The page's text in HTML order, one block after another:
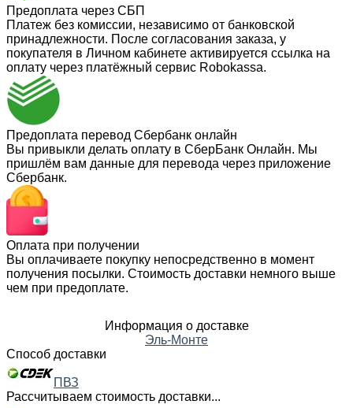
Предоплата через СБП
Платеж без комиссии, независимо от банковской
принадлежности. После согласования заказа, у
покупателя в Личном кабинете активируется ссылка на
оплату через платёжный сервис Robokassa.
Предоплата перевод Сбербанк онлайн
Вы привыкли делать оплату в СберБанк Онлайн. Мы
пришлём вам данные для перевода через приложение
Сбербанк.
Оплата при получении
Вы оплачиваете покупку непосредственно в момент
получения посылки. Стоимость доставки немного выше
чем при предоплате.
Информация о доставке
Эль-Монте
Способ доставки
ПВЗ
Рассчитываем стоимость доставки...